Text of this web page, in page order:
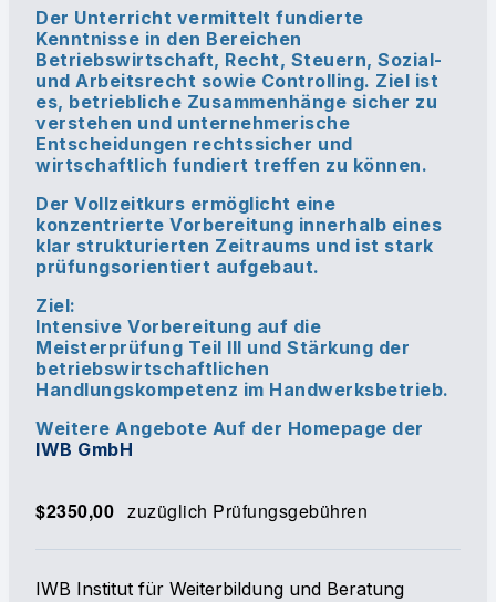
Der Unterricht vermittelt fundierte
Kenntnisse in den Bereichen
Betriebswirtschaft, Recht, Steuern, Sozial-
und Arbeitsrecht sowie Controlling. Ziel ist
es, betriebliche Zusammenhänge sicher zu
verstehen und unternehmerische
Entscheidungen rechtssicher und
wirtschaftlich fundiert treffen zu können.
Der Vollzeitkurs ermöglicht eine
konzentrierte Vorbereitung innerhalb eines
klar strukturierten Zeitraums und ist stark
prüfungsorientiert aufgebaut.
Ziel:
Intensive Vorbereitung auf die
Meisterprüfung Teil III und Stärkung der
betriebswirtschaftlichen
Handlungskompetenz im Handwerksbetrieb.
Weitere Angebote Auf der Homepage der
IWB GmbH
$2350,00 zuzüglich Prüfungsgebühren
IWB Institut für Weiterbildung und Beratung